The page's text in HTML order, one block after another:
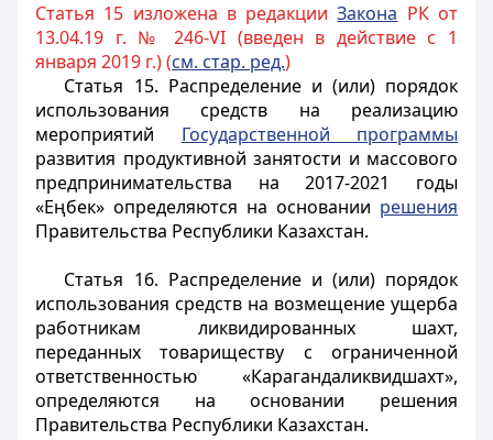
Статья 15 изложена в редакцииЗакона РК от
13.04.19 г. № 246-VI (введен в действие с 1
января 2019 г.) (см. стар. ред.)
Статья 15. Распределение и (или) порядок
использования средств на реализацию
мероприятий Государственной программы
развития продуктивной занятости и массового
предпринимательства на 2017-2021 годы
«Еңбек» определяются на основании решения
Правительства Республики Казахстан.
Статья 16. Распределение и (или) порядок
использования средств на возмещение ущерба
работникам ликвидированных шахт,
переданных товариществу с ограниченной
ответственностью «Карагандаликвидшахт»,
определяются на основании решения
Правительства Республики Казахстан.